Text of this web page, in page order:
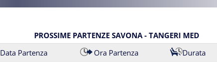
PROSSIME PARTENZE SAVONA - TANGERI MED
Data Partenza Ora Partenza Durata